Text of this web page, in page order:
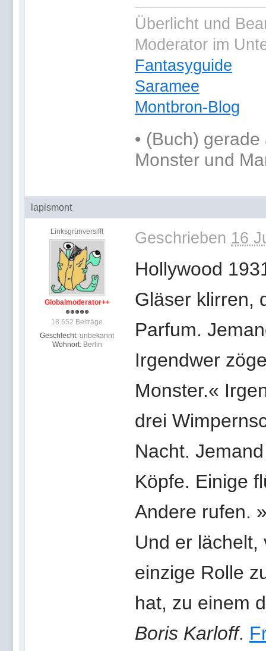
Überlicht und
Moderator im
Fantasyguide
Saramee
Montbron-Blog
• (Buch) gerade
Monster und
lapismont
Linksgrünversifft
Globalmoderator++
18.652 Beiträge
Geschlecht: unbekannt
Wohnort: Berlin
Geschrieben 16
Hollywood
Gläser klirren,
Parfum.
Irgendwer
Monster.«
drei
Nacht.
Köpfe. Einige
Andere rufen.
Und er
einzige Rolle
hat, zu einem
Boris Karloff.